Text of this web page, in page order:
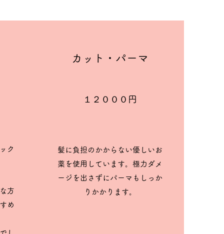
ク
方
め
​カット・パーマ
​１２０００円
​​髪に負担のかからない優しいお
薬を使用しています。極力ダメ
ージを出さずにパーマもしっか
りかかります。